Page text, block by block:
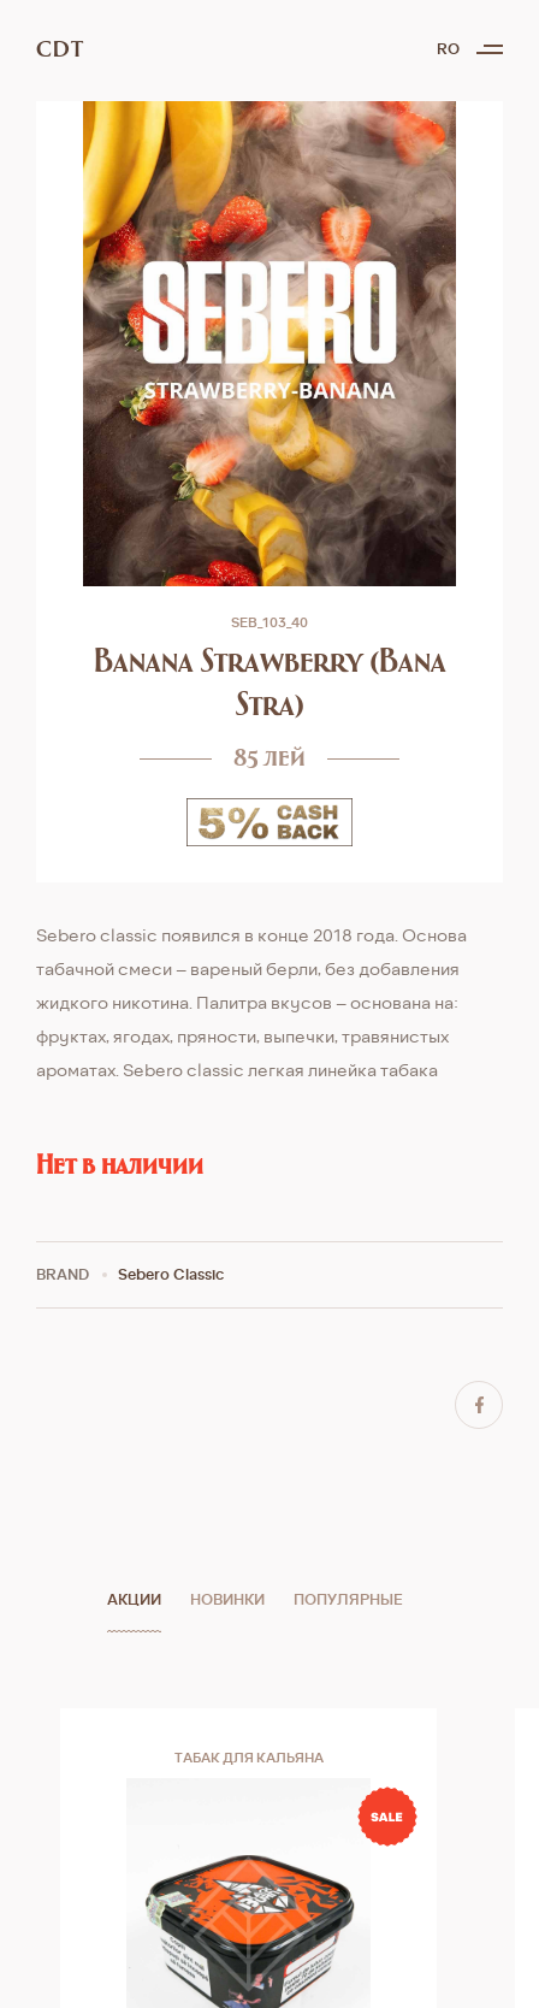
CDT RO
SEB_103_40
Banana Strawberry (Bana
Stra)
85 лей
Sebero classic появился в конце 2018 года. Основа
табачной смеси – вареный берли, без добавления
жидкого никотина. Палитра вкусов – основана на:
фруктах, ягодах, пряности, выпечки, травянистых
ароматах. Sebero classic легкая линейка табака
Нет в наличии
BRAND Sebero Classic
АКЦИИ НОВИНКИ ПОПУЛЯРНЫЕ
ТАБАК ДЛЯ КАЛЬЯНА